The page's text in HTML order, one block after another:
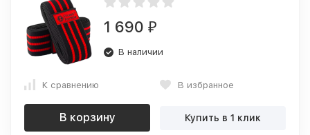
1 690 ₽
В наличии
К сравнению В избранное
В корзину Купить в 1 клик